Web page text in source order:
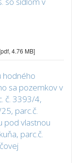
4.76 MB]
hodného
sa pozemkov v
č. 3393/4,
parc.č.
pod vlastnou
parc.č.